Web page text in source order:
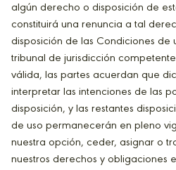
algún derecho o disposición de
constituirá una renuncia a tal
disposición de las Condiciones de
tribunal de jurisdicción
válida, las partes acuerdan que
interpretar las intenciones de las
disposición, y las restantes
de uso permanecerán en pleno
nuestra opción, ceder, asignar o
nuestros derechos y obligaciones